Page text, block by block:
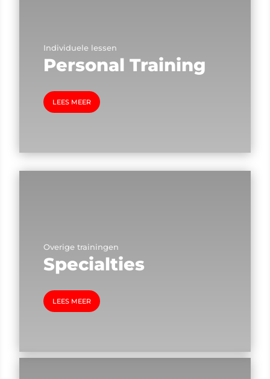
Individuele lessen
Personal Training
LEES MEER
Overige trainingen
Specialties
LEES MEER